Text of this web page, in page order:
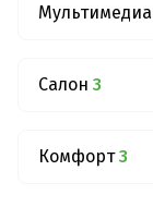
Мультимедиа
Салон 3
Комфорт 3